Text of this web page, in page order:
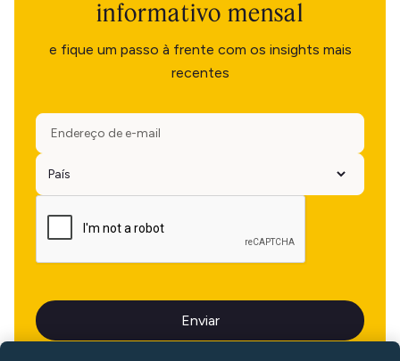
informativo mensal
e fique um passo à frente com os insights mais
recentes